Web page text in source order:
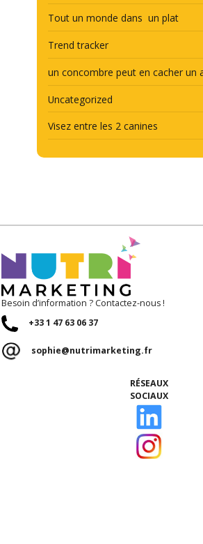
Tout un monde dans un plat
Trend tracker
un concombre peut en cacher un
Uncategorized
Visez entre les 2 canines
Besoin d’information ? Contactez-nous !
+33 1 47 63 06 37
sophie@nutrimarketing.fr
RÉSEAUX
SOCIAUX